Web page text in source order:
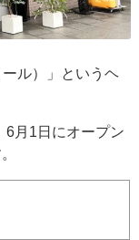
ール）」というヘ
6月1日にオープン